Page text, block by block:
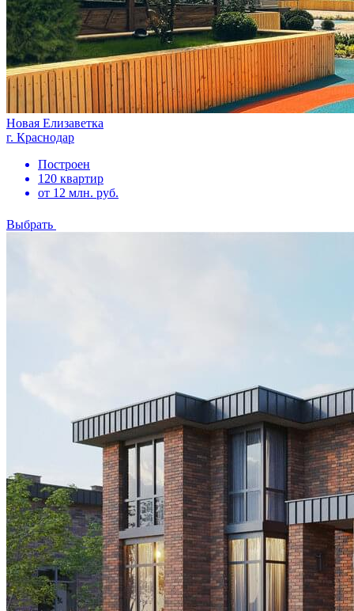
Новая Елизаветка
г. Краснодар
Построен
120 квартир
от 12 млн. руб.
Выбрать